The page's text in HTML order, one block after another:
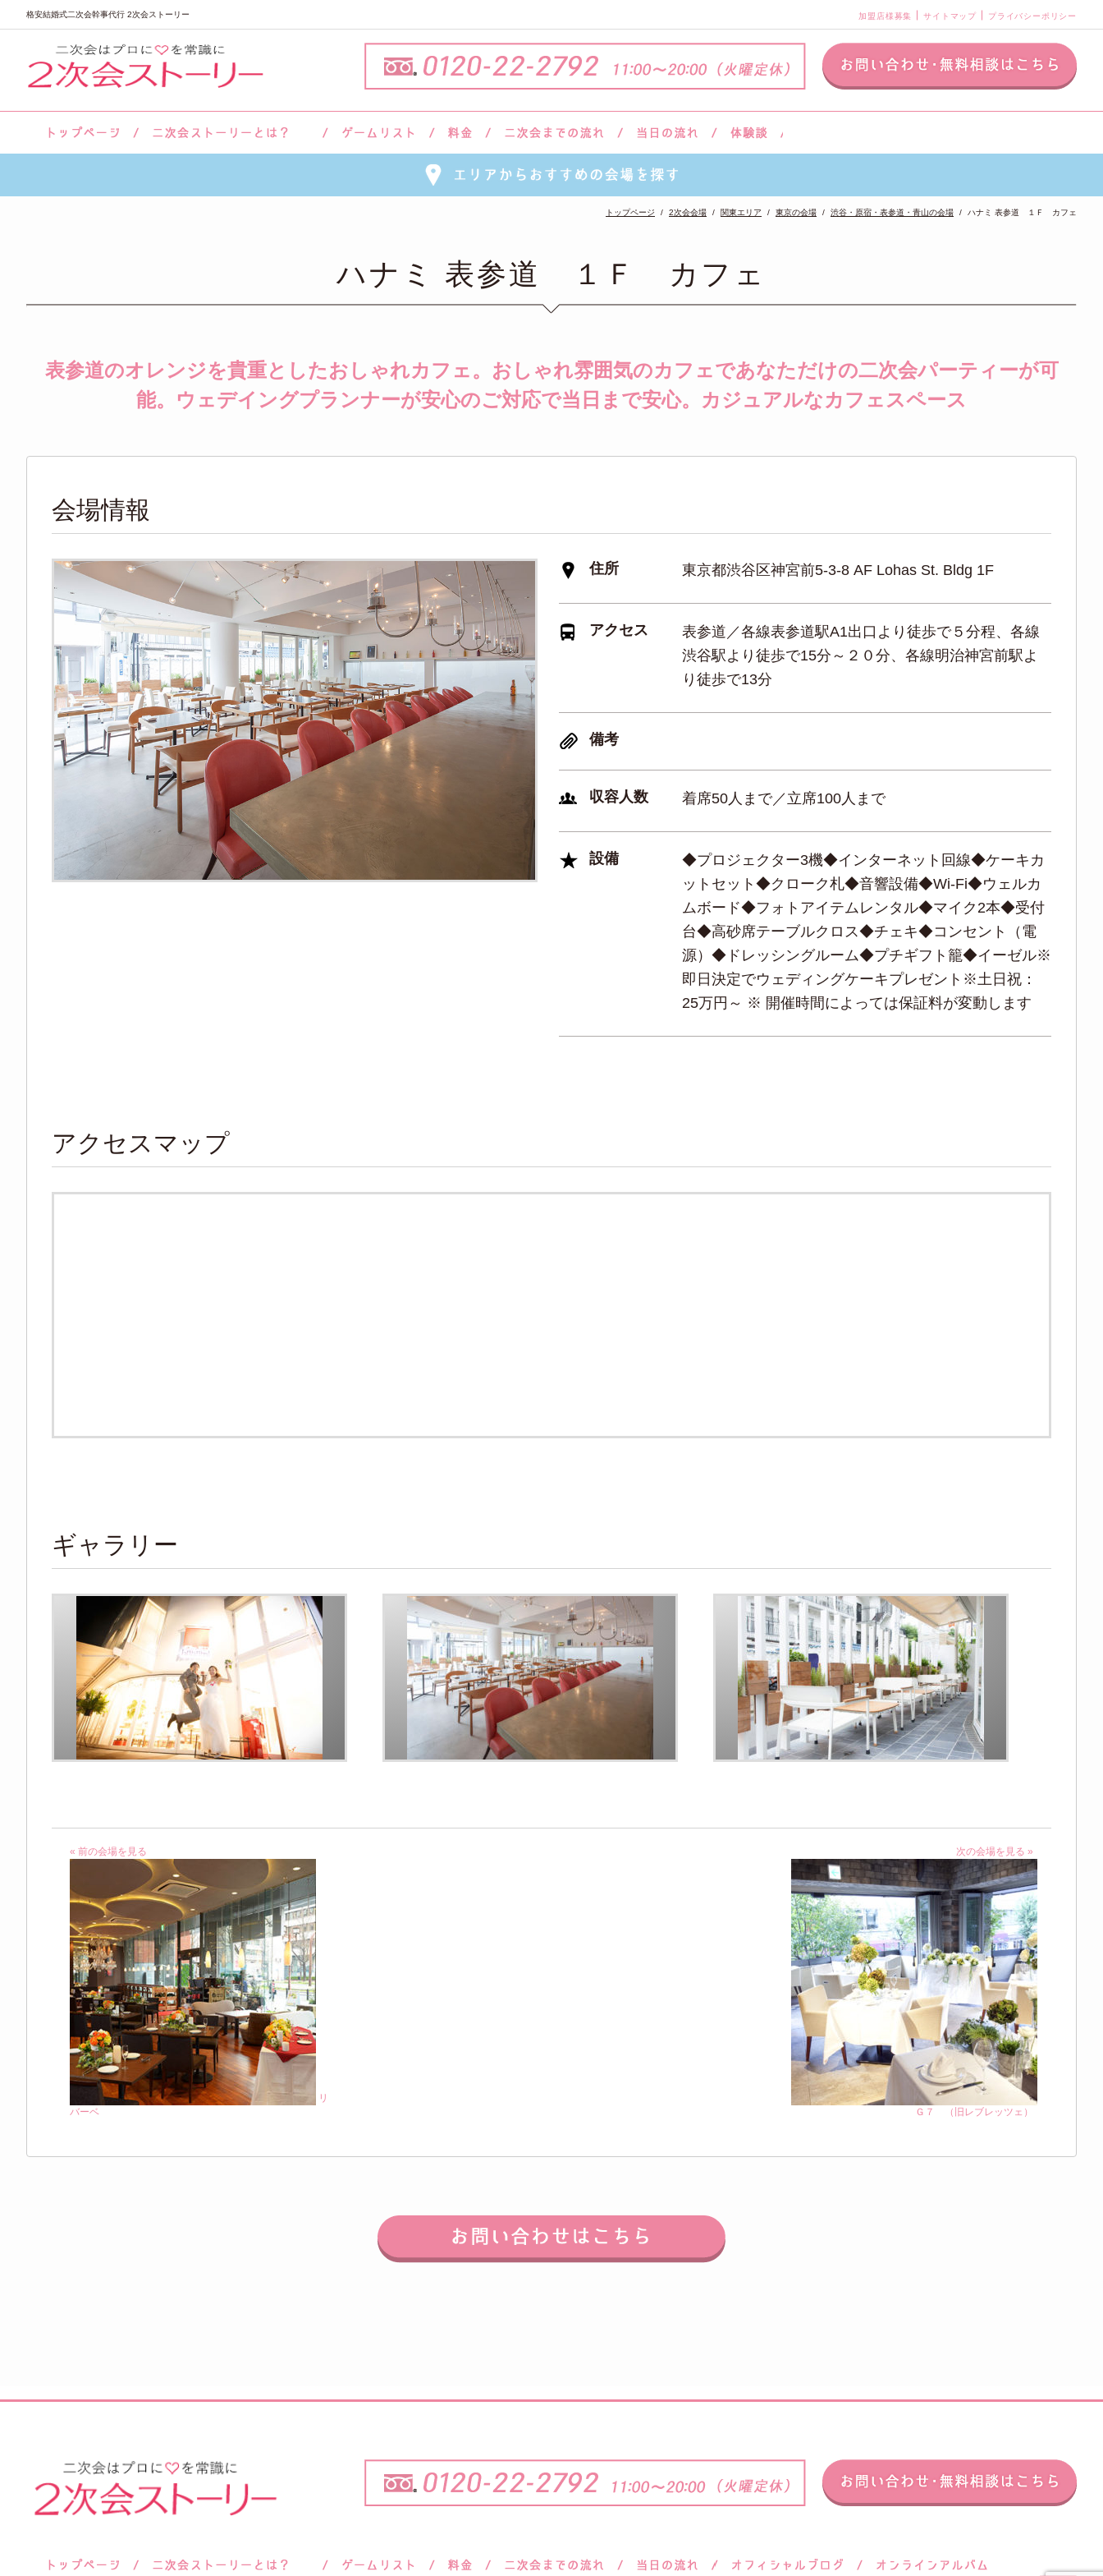
格安結婚式二次会幹事代行 2次会ストーリー 加盟店様募集 サイトマップ プライバシーポリシー
トップページ 2次会会場 関東エリア 東京の会場 渋谷・原宿・表参道・青山の会場 ハナミ 表参道 １Ｆ カフェ
ハナミ 表参道 １Ｆ カフェ
表参道のオレンジを貴重としたおしゃれカフェ。おしゃれ雰囲気のカフェであなただけの二次会パーティーが可
能。ウェデイングプランナーが安心のご対応で当日まで安心。カジュアルなカフェスペース
会場情報
住所 東京都渋谷区神宮前5-3-8 AF Lohas St. Bldg 1F
アクセス
表参道／各線表参道駅A1出口より徒歩で５分程、各線
渋谷駅より徒歩で15分～２０分、各線明治神宮前駅よ
り徒歩で13分
備考
収容人数 着席50人まで／立席100人まで
設備
◆プロジェクター3機◆インターネット回線◆ケーキカ
ットセット◆クローク札◆音響設備◆Wi-Fi◆ウェルカ
ムボード◆フォトアイテムレンタル◆マイク2本◆受付
台◆高砂席テーブルクロス◆チェキ◆コンセント（電
源）◆ドレッシングルーム◆プチギフト籠◆イーゼル※
即日決定でウェディングケーキプレゼント※土日祝：
25万円～ ※ 開催時間によっては保証料が変動します
アクセスマップ
ギャラリー
« 前の会場を見る
リ
バーベ
次の会場を見る »
Ｇ７ （旧レブレッツェ）
サロン紹介
会社概要
お客様の声
よくあるご質問
ご依頼後のよくあるご質問